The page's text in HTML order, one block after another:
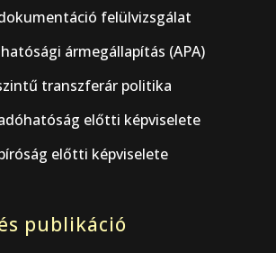
felülvizsgálat
ármegállapítás (APA)
transzferár politika
előtti képviselete
előtti képviselete
publikáció